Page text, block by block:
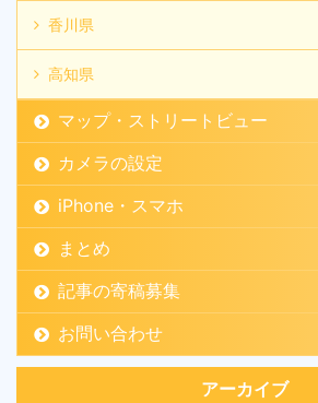
香川県
高知県
マップ・ストリートビュー
カメラの設定
iPhone・スマホ
まとめ
記事の寄稿募集
お問い合わせ
アーカイブ